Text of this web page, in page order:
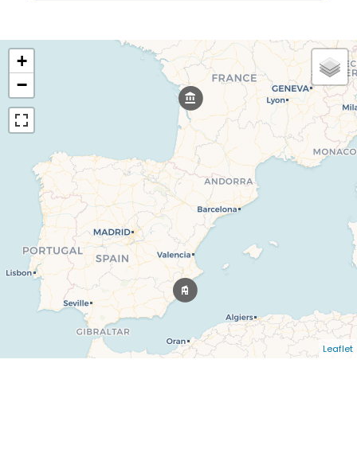
+
−
Leaflet